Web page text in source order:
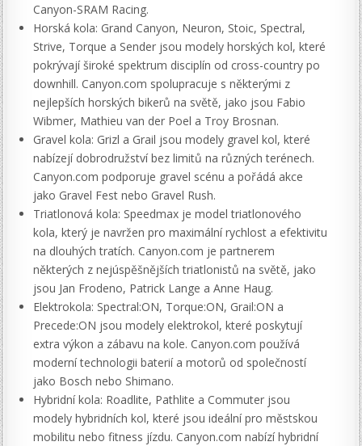
Canyon-SRAM Racing.
Horská kola: Grand Canyon, Neuron, Stoic, Spectral,
Strive, Torque a Sender jsou modely horských kol, které
pokrývají široké spektrum disciplín od cross-country po
downhill. Canyon.com spolupracuje s některými z
nejlepších horských bikerů na světě, jako jsou Fabio
Wibmer, Mathieu van der Poel a Troy Brosnan.
Gravel kola: Grizl a Grail jsou modely gravel kol, které
nabízejí dobrodružství bez limitů na různých terénech.
Canyon.com podporuje gravel scénu a pořádá akce
jako Gravel Fest nebo Gravel Rush.
Triatlonová kola: Speedmax je model triatlonového
kola, který je navržen pro maximální rychlost a efektivitu
na dlouhých tratích. Canyon.com je partnerem
některých z nejúspěšnějších triatlonistů na světě, jako
jsou Jan Frodeno, Patrick Lange a Anne Haug.
Elektrokola: Spectral:ON, Torque:ON, Grail:ON a
Precede:ON jsou modely elektrokol, které poskytují
extra výkon a zábavu na kole. Canyon.com používá
moderní technologii baterií a motorů od společností
jako Bosch nebo Shimano.
Hybridní kola: Roadlite, Pathlite a Commuter jsou
modely hybridních kol, které jsou ideální pro městskou
mobilitu nebo fitness jízdu. Canyon.com nabízí hybridní